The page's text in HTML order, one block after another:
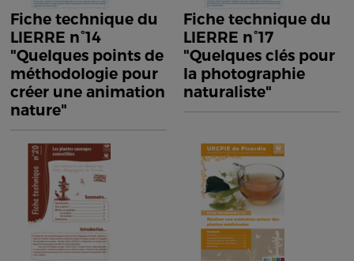
Fiche technique du
LIERRE n°14
"Quelques points de
méthodologie pour
créer une animation
nature"
Fiche technique du
LIERRE n°17
"Quelques clés pour
la photographie
naturaliste"